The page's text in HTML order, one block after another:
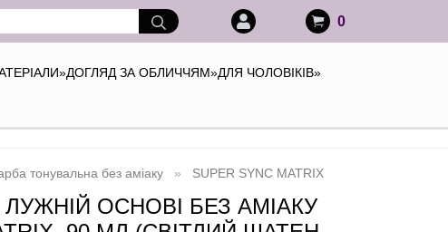
0
»ДОГЛЯД ЗА ОБЛИЧЧЯМ»ДЛЯ ЧОЛОВІКІВ»
тонувальна без аміаку SUPER SYNC MATRIX
ОСНОВІ БЕЗ АМІАКУ